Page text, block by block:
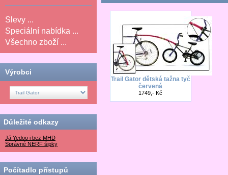
Slevy ...
Speciální nabídka ...
Všechno zboží ...
Výrobci
Důležité odkazy
Já Yedoo i bez MHD
Správné NERF šipky
Počítadlo přístupů
Trail Gator dětská tažna tyč
červená
1749,- Kč